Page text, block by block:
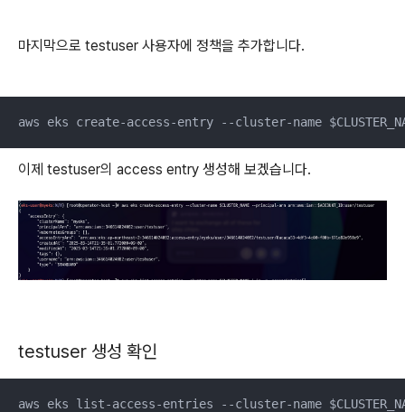
마지막으로 testuser 사용자에 정책을 추가합니다.
aws eks create-access-entry --cluster-name
이제 testuser의 access entry 생성해 보겠습니다.
testuser 생성 확인
aws eks list-access-entries --cluster-name